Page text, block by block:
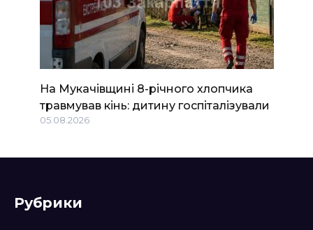
На Мукачівщині 8-річного хлопчика
травмував кінь: дитину госпіталізували
05.08.2026
Рубрики